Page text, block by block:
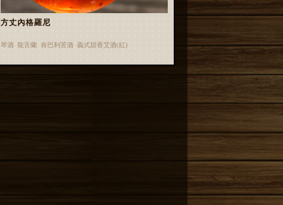
方丈內格羅尼
琴酒 龍舌蘭 肯巴利苦酒 義式甜香艾酒(紅)